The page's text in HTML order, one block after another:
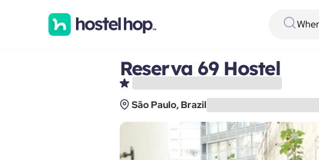
Reserva 69 Hostel
São Paulo, Brazil